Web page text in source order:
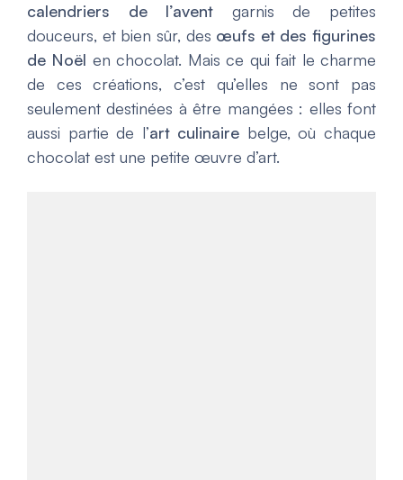
calendriers de l’avent garnis de petites
douceurs, et bien sûr, des œufs et des figurines
de Noël en chocolat. Mais ce qui fait le charme
de ces créations, c’est qu’elles ne sont pas
seulement destinées à être mangées : elles font
aussi partie de l’art culinaire belge, où chaque
chocolat est une petite œuvre d’art.